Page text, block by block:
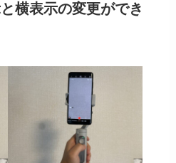
横表示の変更ができ